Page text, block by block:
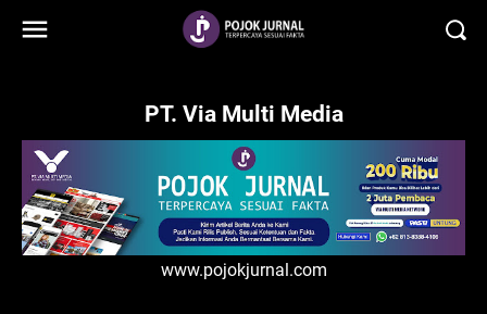
PT. Via Multi Media
www.pojokjurnal.com